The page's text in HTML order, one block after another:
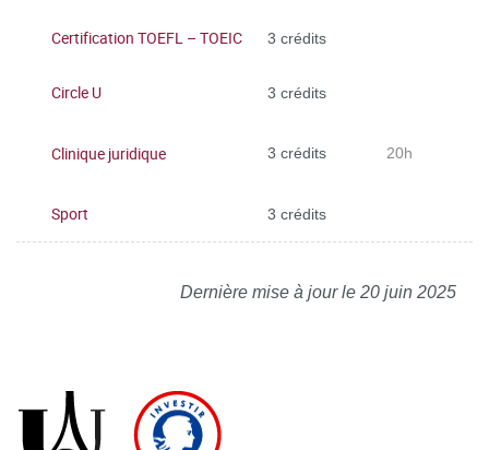
Certification TOEFL – TOEIC 3 crédits
Circle U 3 crédits
Clinique juridique 3 crédits 20h
Sport 3 crédits
Dernière mise à jour le 20 juin 2025